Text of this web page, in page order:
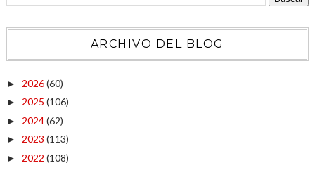
ARCHIVO DEL BLOG
► 2026(60)
► 2025 (106)
► 2024(62)
► 2023 (113)
► 2022 (108)